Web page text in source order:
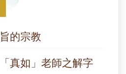
的宗教
真如」老師之解字